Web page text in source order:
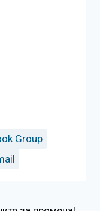
Group